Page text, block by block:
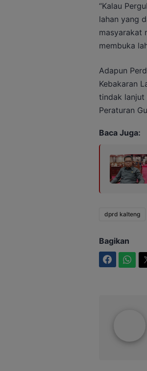
“Kalau
lahan yang
masyarakat
membuka
Adapun
Kebakaran
tindak lanjut
Peraturan
Baca Juga:
dprd kalteng
Bagikan